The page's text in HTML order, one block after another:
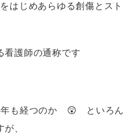
はじめあらゆる創傷とスト
看護師の通称です
年も経つのか 😲 といろん
、